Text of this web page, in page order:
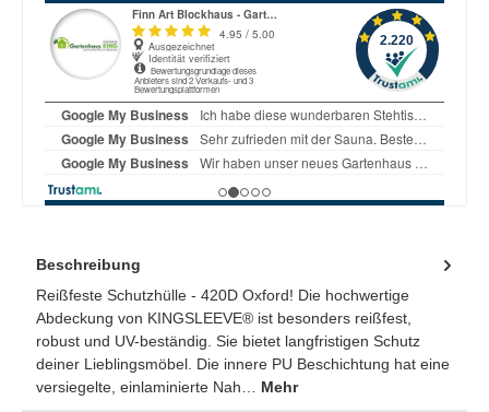
Beschreibung
Reißfeste Schutzhülle - 420D Oxford! Die hochwertige
Abdeckung von KINGSLEEVE® ist besonders reißfest,
robust und UV-beständig. Sie bietet langfristigen Schutz
deiner Lieblingsmöbel. Die innere PU Beschichtung hat eine
versiegelte, einlaminierte Nah… Mehr